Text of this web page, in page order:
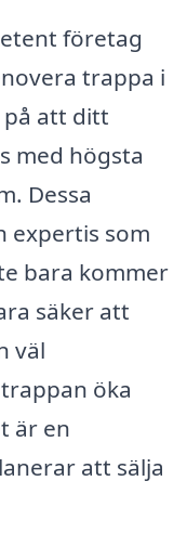
företag
trappa i
på att ditt
med högsta
Dessa
expertis som
bara kommer
säker att
väl
öka
är en
att sälja